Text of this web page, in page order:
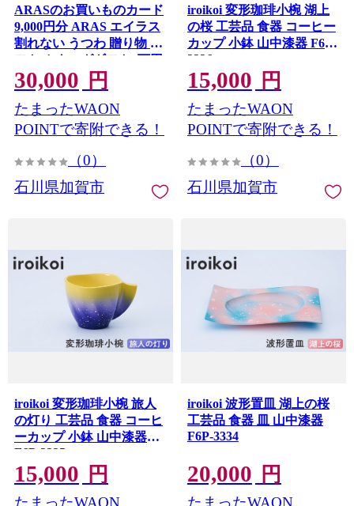
ARASのお買いものカード
9,000円分 ARAS エイラス
割れない うつわ 贈り物 ギ
フト カタログギフト3万円
30000円 aras ふるさと納税
F6P-2626
30,000 円
たまったWAON
POINTで寄附できる！
（0）
石川県加賀市
iroikoi 変形珈琲小椀 湖上
の桜 工芸品 食器 コーヒー
カップ 小鉢 山中漆器 F6P-
3336
15,000 円
たまったWAON
POINTで寄附できる！
（0）
石川県加賀市
iroikoi 変形珈琲小椀 旅人
の灯り 工芸品 食器 コーヒ
ーカップ 小鉢 山中漆器
F6P-3335
15,000 円
たまったWAON
iroikoi 波形置皿 湖上の桜
工芸品 食器 皿 山中漆器
F6P-3334
20,000 円
たまったWAON